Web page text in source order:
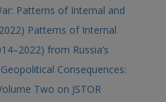
Patterns of Internal and
Patterns of Internal
from Russia’s
Consequences:
Two on JSTOR